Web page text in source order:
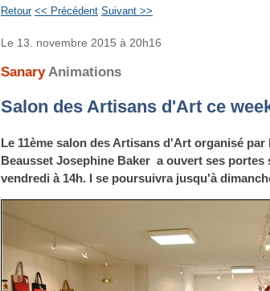
Retour << Précédent Suivant >>
Le 13. novembre 2015 à 20h16
Sanary Animations
Salon des Artisans d'Art ce
Le 11ème salon des Artisans d'Art organisé
Beausset Josephine Baker a ouvert ses portes
vendredi à 14h. I se poursuivra jusqu'à